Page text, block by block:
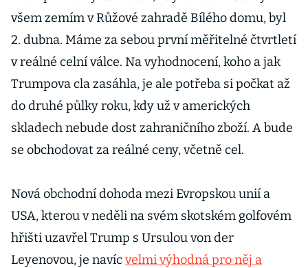
všem zemím v Růžové zahradě Bílého domu, byl
2. dubna. Máme za sebou první měřitelné čtvrtletí
v reálné celní válce. Na vyhodnocení, koho a jak
Trumpova cla zasáhla, je ale potřeba si počkat až
do druhé půlky roku, kdy už v amerických
skladech nebude dost zahraničního zboží. A bude
se obchodovat za reálné ceny, včetně cel.
Nová obchodní dohoda mezi Evropskou unií a
USA, kterou v neděli na svém skotském golfovém
hřišti uzavřel Trump s Ursulou von der
Leyenovou, je navícvelmi výhodná pro něj a